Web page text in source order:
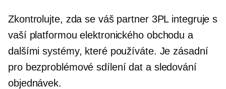
Zkontrolujte, zda se váš partner 3PL integruje s
vaší platformou elektronického obchodu a
dalšími systémy, které používáte. Je zásadní
pro bezproblémové sdílení dat a sledování
objednávek.